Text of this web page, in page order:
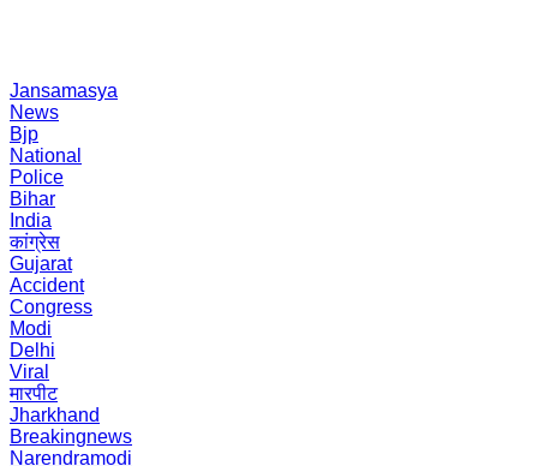
Jansamasya
News
Bjp
National
Police
Bihar
India
कांग्रेस
Gujarat
Accident
Congress
Modi
Delhi
Viral
मारपीट
Jharkhand
Breakingnews
Narendramodi